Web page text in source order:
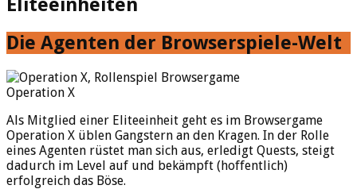
Eliteeinheiten
Die Agenten der Browserspiele-Welt
Operation X
Als Mitglied einer Eliteeinheit geht es im Browsergame
Operation X üblen Gangstern an den Kragen. In der Rolle
eines Agenten rüstet man sich aus, erledigt Quests, steigt
dadurch im Level auf und bekämpft (hoffentlich)
erfolgreich das Böse.